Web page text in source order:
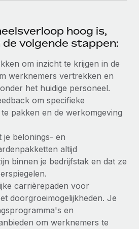
hoog is,
volgende stappen:
om inzicht te krijgen in de
werknemers vertrekken en
het huidige personeel.
om specifieke
pakken en de werkomgeving
belonings- en
altijd
binnen je bedrijfstak en dat ze
carrièrepaden voor
doorgroeimogelijkheden. Je
en
om werknemers te